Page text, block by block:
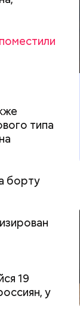
поместили
типа
борту
19
у
в
в
и
помочь